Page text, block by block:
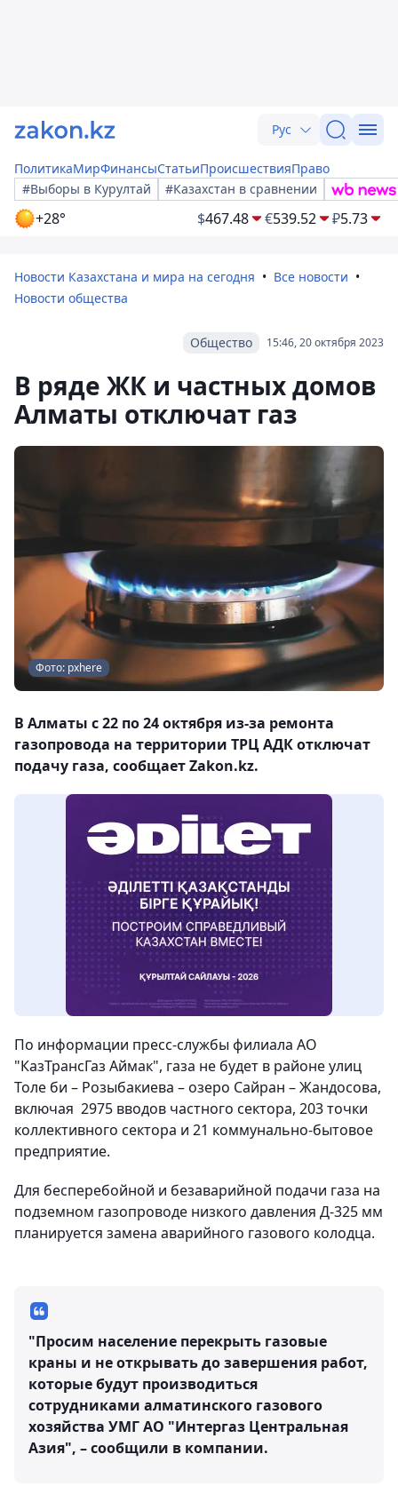
Рус
ПолитикаМирФинансыСтатьиПроисшествияПраво
#Выборы в Курултай
#Казахстан в сравнении
+28° $467.48 €539.52 ₽5.73
Новости Казахстана и мира на сегодня
Все новости
Новости общества
15:46, 20 октября 2023
Общество
В ряде ЖК и частных домов
Алматы отключат газ
Фото: pxhere
В Алматы с 22 по 24 октября из-за ремонта
газопровода на территории ТРЦ АДК отключат
подачу газа, сообщает Zakon.kz.
По информации пресс-службы филиала АО
"КазТрансГаз Аймак", газа не будет в районе улиц
Толе би – Розыбакиева – озеро Сайран – Жандосова,
включая 2975 вводов частного сектора, 203 точки
коллективного сектора и 21 коммунально-бытовое
предприятие.
Для бесперебойной и безаварийной подачи газа на
подземном газопроводе низкого давления Д-325 мм
планируется замена аварийного газового колодца.
"Просим население перекрыть газовые
краны и не открывать до завершения работ,
которые будут производиться
сотрудниками алматинского газового
хозяйства УМГ АО "Интергаз Центральная
Азия", – сообщили в компании.